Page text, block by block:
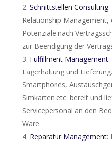
Schnittstellen Consulting:
Relationship Management,
Potenziale nach
zur Beendigung der
Fulfillment Management:
Lagerhaltung und
Smartphones,
Simkarten etc. bereit und
Servicepersonal an den
Ware.
Reparatur Management: